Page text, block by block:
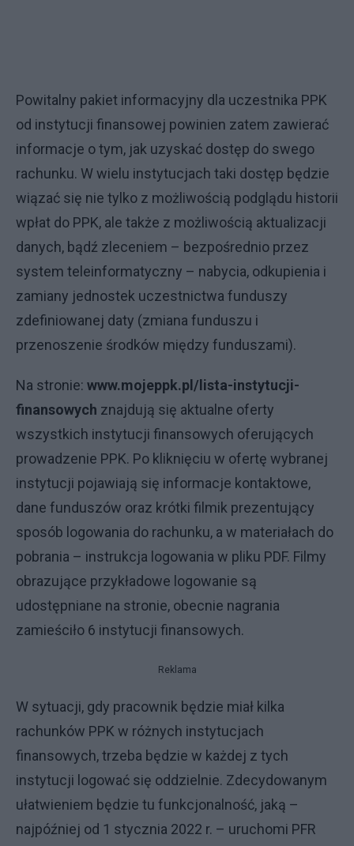
Powitalny pakiet informacyjny dla uczestnika PPK
od instytucji finansowej powinien zatem zawierać
informacje o tym, jak uzyskać dostęp do swego
rachunku. W wielu instytucjach taki dostęp będzie
wiązać się nie tylko z możliwością podglądu historii
wpłat do PPK, ale także z możliwością aktualizacji
danych, bądź zleceniem – bezpośrednio przez
system teleinformatyczny – nabycia, odkupienia i
zamiany jednostek uczestnictwa funduszy
zdefiniowanej daty (zmiana funduszu i
przenoszenie środków między funduszami).
Na stronie: www.mojeppk.pl/lista-instytucji-
finansowych znajdują się aktualne oferty
wszystkich instytucji finansowych oferujących
prowadzenie PPK. Po kliknięciu w ofertę wybranej
instytucji pojawiają się informacje kontaktowe,
dane funduszów oraz krótki filmik prezentujący
sposób logowania do rachunku, a w materiałach do
pobrania – instrukcja logowania w pliku PDF. Filmy
obrazujące przykładowe logowanie są
udostępniane na stronie, obecnie nagrania
zamieściło 6 instytucji finansowych.
Reklama
W sytuacji, gdy pracownik będzie miał kilka
rachunków PPK w różnych instytucjach
finansowych, trzeba będzie w każdej z tych
instytucji logować się oddzielnie. Zdecydowanym
ułatwieniem będzie tu funkcjonalność, jaką –
najpóźniej od 1 stycznia 2022 r. – uruchomi PFR